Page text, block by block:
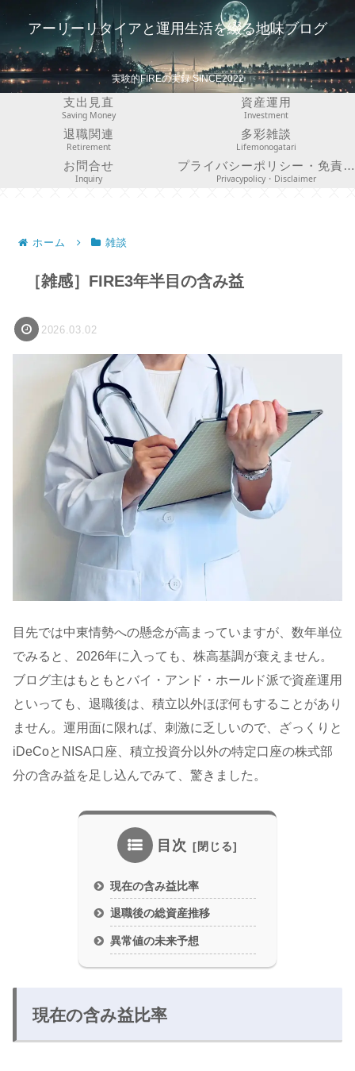
アーリーリタイアと運用生活を綴る地味ブログ
実験的FIREの実録 SINCE2022
支出見直
Saving Money
資産運用
Investment
退職関連
Retirement
多彩雑談
Lifemonogatari
お問合せ
Inquiry
プライバシーポリシー・免責事項
Privacypolicy・Disclaimer
ホーム 雑談
［雑感］FIRE3年半目の含み益
2026.03.02
目先では中東情勢への懸念が高まっていますが、数年単位
でみると、2026年に入っても、株高基調が衰えません。
ブログ主はもともとバイ・アンド・ホールド派で資産運用
といっても、退職後は、積立以外ほぼ何もすることがあり
ません。運用面に限れば、刺激に乏しいので、ざっくりと
iDeCoとNISA口座、積立投資分以外の特定口座の株式部
分の含み益を足し込んでみて、驚きました。
目次
現在の含み益比率
退職後の総資産推移
異常値の未来予想
現在の含み益比率